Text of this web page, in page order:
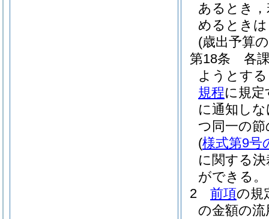
あるとき
めるとき
(歳出予算
第18条
各
ようとす
規程に規
に通知し
つ同一の
(様式第9号
に関する
ができる。
2
前項の規
の金額の